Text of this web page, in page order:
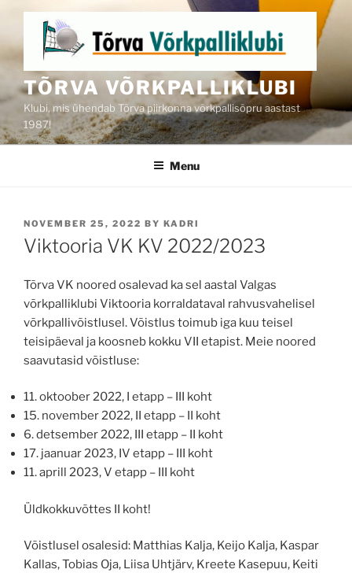
content
TÕRVA VÕRKPALLIKLUBI
Klubi, mis ühendab Tõrva piirkonna võrkpallisõpru aastast
1987!
Menu
POSTED
ON
NOVEMBER 25, 2022 BY KADRI
Viktooria VK KV 2022/2023
Tõrva VK noored osalevad ka sel aastal Valgas
võrkpalliklubi Viktooria korraldataval rahvusvahelisel
võrkpallivõistlusel. Võistlus toimub iga kuu teisel
teisipäeval ja koosneb kokku VII etapist. Meie noored
saavutasid võistluse:
11. oktoober 2022, I etapp – III koht
15. november 2022, II etapp – II koht
6. detsember 2022, III etapp – II koht
17. jaanuar 2023, IV etapp – III koht
11. aprill 2023, V etapp – III koht
Üldkokkuvõttes II koht!
Võistlusel osalesid: Matthias Kalja, Keijo Kalja, Kaspar
Kallas, Tobias Oja, Liisa Uhtjärv, Kreete Kasepuu, Keiti